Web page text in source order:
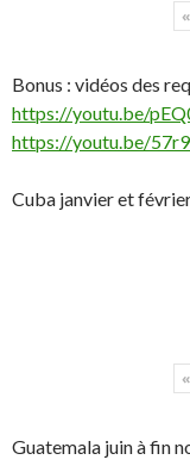
«
Bonus : vidéos des
https://youtu.be/
https://youtu.be/
Cuba janvier et
«
Guatemala juin à fin